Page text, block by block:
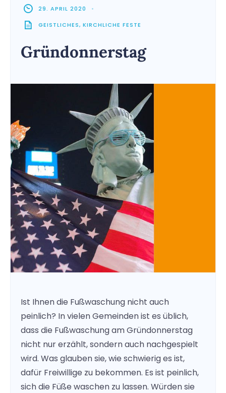
29. APRIL 2020
•
GEISTLICHES, KIRCHLICHE FESTE
Gründonnerstag
Ist Ihnen die Fußwaschung nicht auch
peinlich? In vielen Gemeinden ist es üblich,
dass die Fußwaschung am Gründonnerstag
nicht nur erzählt, sondern auch nachgespielt
wird. Was glauben sie, wie schwierig es ist,
dafür Freiwillige zu bekommen. Es ist peinlich,
sich die Füße waschen zu lassen. Würden sie